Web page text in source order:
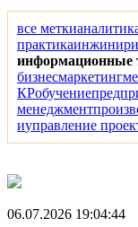
все метки
практика
информационные
бизнесмаркетинг
КРобучение
менеджмент
иуправление
06.07.2026 19:04:44